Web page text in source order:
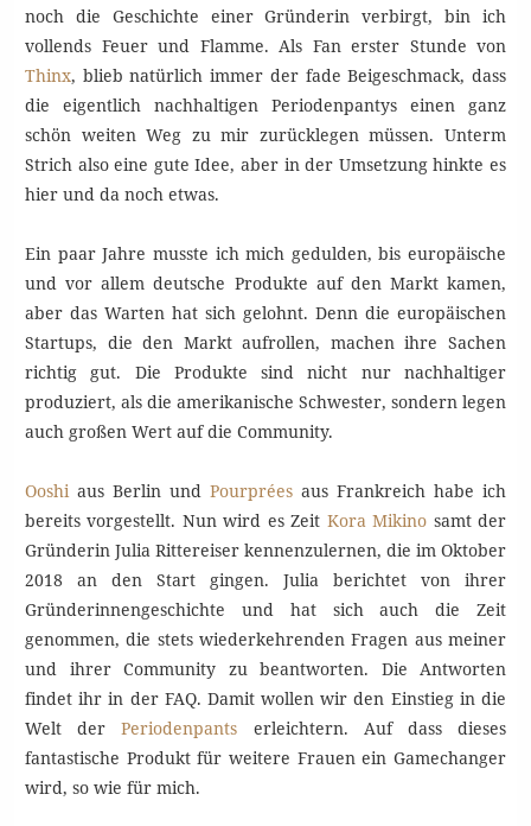
noch die Geschichte einer Gründerin verbirgt, bin ich
vollends Feuer und Flamme. Als Fan erster Stunde von
Thinx, blieb natürlich immer der fade Beigeschmack, dass
die eigentlich nachhaltigen Periodenpantys einen ganz
schön weiten Weg zu mir zurücklegen müssen. Unterm
Strich also eine gute Idee, aber in der Umsetzung hinkte es
hier und da noch etwas.
Ein paar Jahre musste ich mich gedulden, bis europäische
und vor allem deutsche Produkte auf den Markt kamen,
aber das Warten hat sich gelohnt. Denn die europäischen
Startups, die den Markt aufrollen, machen ihre Sachen
richtig gut. Die Produkte sind nicht nur nachhaltiger
produziert, als die amerikanische Schwester, sondern legen
auch großen Wert auf die Community.
Ooshi aus Berlin und Pourprées aus Frankreich habe ich
bereits vorgestellt. Nun wird es Zeit Kora Mikino samt der
Gründerin Julia Rittereiser kennenzulernen, die im Oktober
2018 an den Start gingen. Julia berichtet von ihrer
Gründerinnengeschichte und hat sich auch die Zeit
genommen, die stets wiederkehrenden Fragen aus meiner
und ihrer Community zu beantworten. Die Antworten
findet ihr in der FAQ. Damit wollen wir den Einstieg in die
Welt derPeriodenpants erleichtern. Auf dass dieses
fantastische Produkt für weitere Frauen ein Gamechanger
wird, so wie für mich.